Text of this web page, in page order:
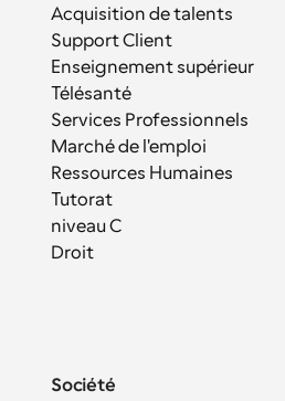
Acquisition de talents
Support Client
Enseignement supérieur
Télésanté
Services Professionnels
Marché de l'emploi
Ressources Humaines
Tutorat
niveau C
Droit
Société